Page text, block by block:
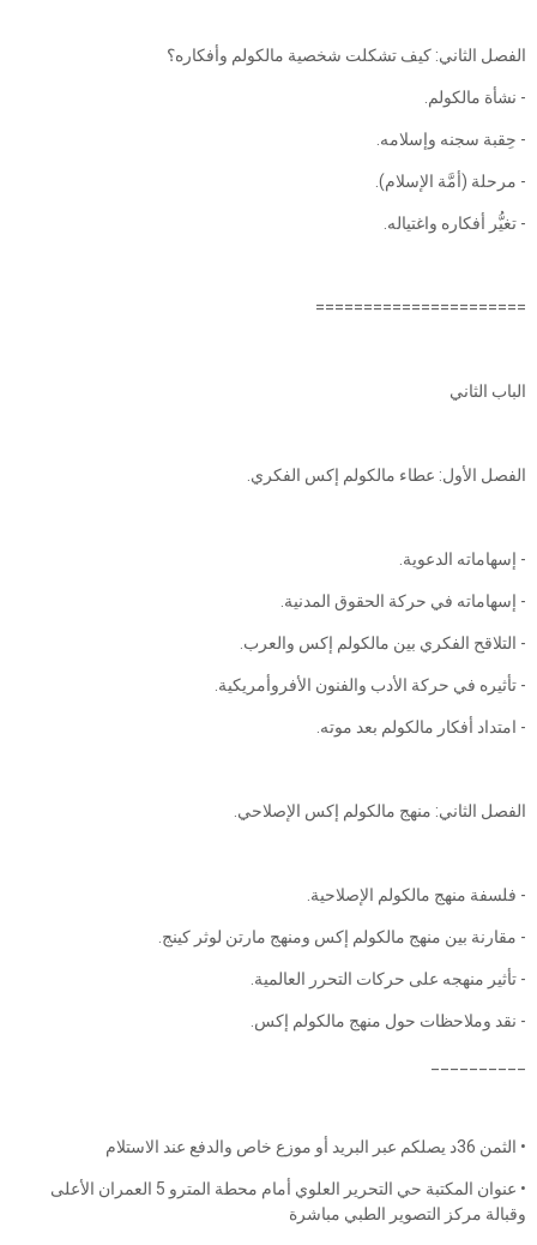
الفصل الثاني: كيف تشكلت شخصية مالكولم وأفكاره؟
- نشأة مالكولم.
- حِقبة سجنه وإسلامه.
- مرحلة (أمَّة الإسلام).
- تغيُّر أفكاره واغتياله.
======================
الباب الثاني
الفصل الأول: عطاء مالكولم إكس الفكري.
- إسهاماته الدعوية.
- إسهاماته في حركة الحقوق المدنية.
- التلاقح الفكري بين مالكولم إكس والعرب.
- تأثيره في حركة الأدب والفنون الأفروأمريكية.
- امتداد أفكار مالكولم بعد موته.
الفصل الثاني: منهج مالكولم إكس الإصلاحي.
- فلسفة منهج مالكولم الإصلاحية.
- مقارنة بين منهج مالكولم إكس ومنهج مارتن لوثر كينج.
- تأثير منهجه على حركات التحرر العالمية.
- نقد وملاحظات حول منهج مالكولم إكس.
• الثمن 36د يصلكم عبر البريد أو موزع خاص والدفع عند الاستلام
• عنوان المكتبة حي التحرير العلوي أمام محطة المترو 5 العمران الأعلى
وقبالة مركز التصوير الطبي مباشرة